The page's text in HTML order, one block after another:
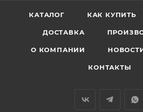
КАТАЛОГ КАК КУПИТЬ
ДОСТАВКА
О КОМПАНИИ
КОНТАКТЫ